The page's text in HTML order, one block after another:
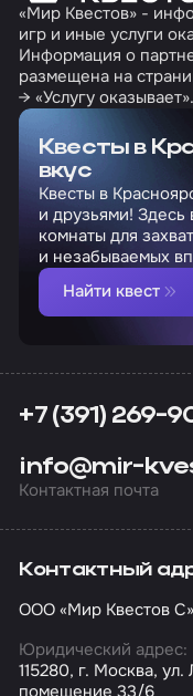
«Мир Квестов» -
игр и иные услуги
Информация о
размещена на
→ «Услугу оказывает».
Квесты в
вкус
Квесты в
и друзьями! Здесь
комнаты для
и незабываемых
Найти квест
+7 (391) 269-
info@mir-
Контактная почта
Контактный
ООО «Мир Квестов С»
Юридический адрес:
115280, г. Москва,